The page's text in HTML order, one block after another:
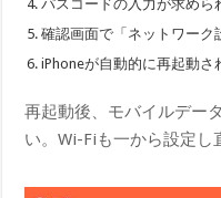
パスコードの入力が求めら
確認画面で「ネットワー
iPhoneが自動的に再起動さ
再起動後、モバイルデー
い。Wi-Fiも一から設定し